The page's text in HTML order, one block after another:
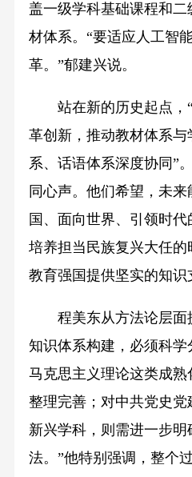
盖一级学科基础课程和
材体系。“要适应人工智
革。”郁建兴说。
站在新的历史起点，“
革创新，推动教材体系
系、话语体系深度协同”
同心声。他们希望，未
国、面向世界、引领时
培养担当民族复兴大任
教育强国提供坚实的知识
程美东从方法论层面
知识体系构建，必须科
马克思主义理论这类成
整理完善；对中共党史
新兴学科，则需进一步
法。”他特别强调，整个